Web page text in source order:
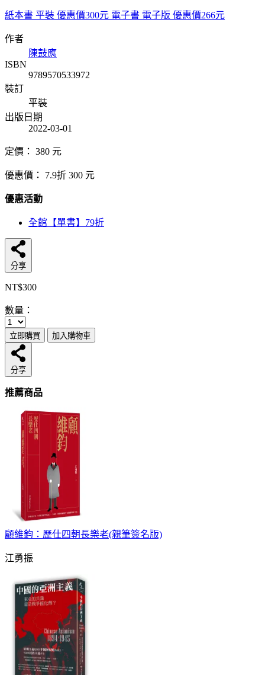
紙本書 平裝 優惠價300元 電子書 電子版 優惠價266元
作者
陳鼓應
ISBN
9789570533972
裝訂
平裝
出版日期
2022-03-01
定價： 380 元
優惠價： 7.9折 300 元
優惠活動
全館【單書】79折
分享
NT$300
數量：
立即購買 加入購物車
分享
推薦商品
顧維鈞：歷仕四朝長樂老(親筆簽名版)
江勇振